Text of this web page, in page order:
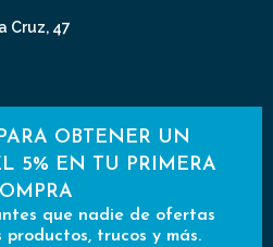
Cruz, 47
OBTENER UN
5% EN TU PRIMERA
que nadie de ofertas
productos, trucos y más.